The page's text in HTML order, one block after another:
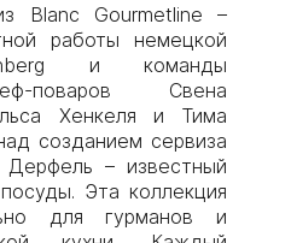
Blanc Gourmetline –
работы немецкой
и команды
поваров Свена
Хенкеля и Тима
созданием сервиза
Дерфель – известный
Эта коллекция
для гурманов и